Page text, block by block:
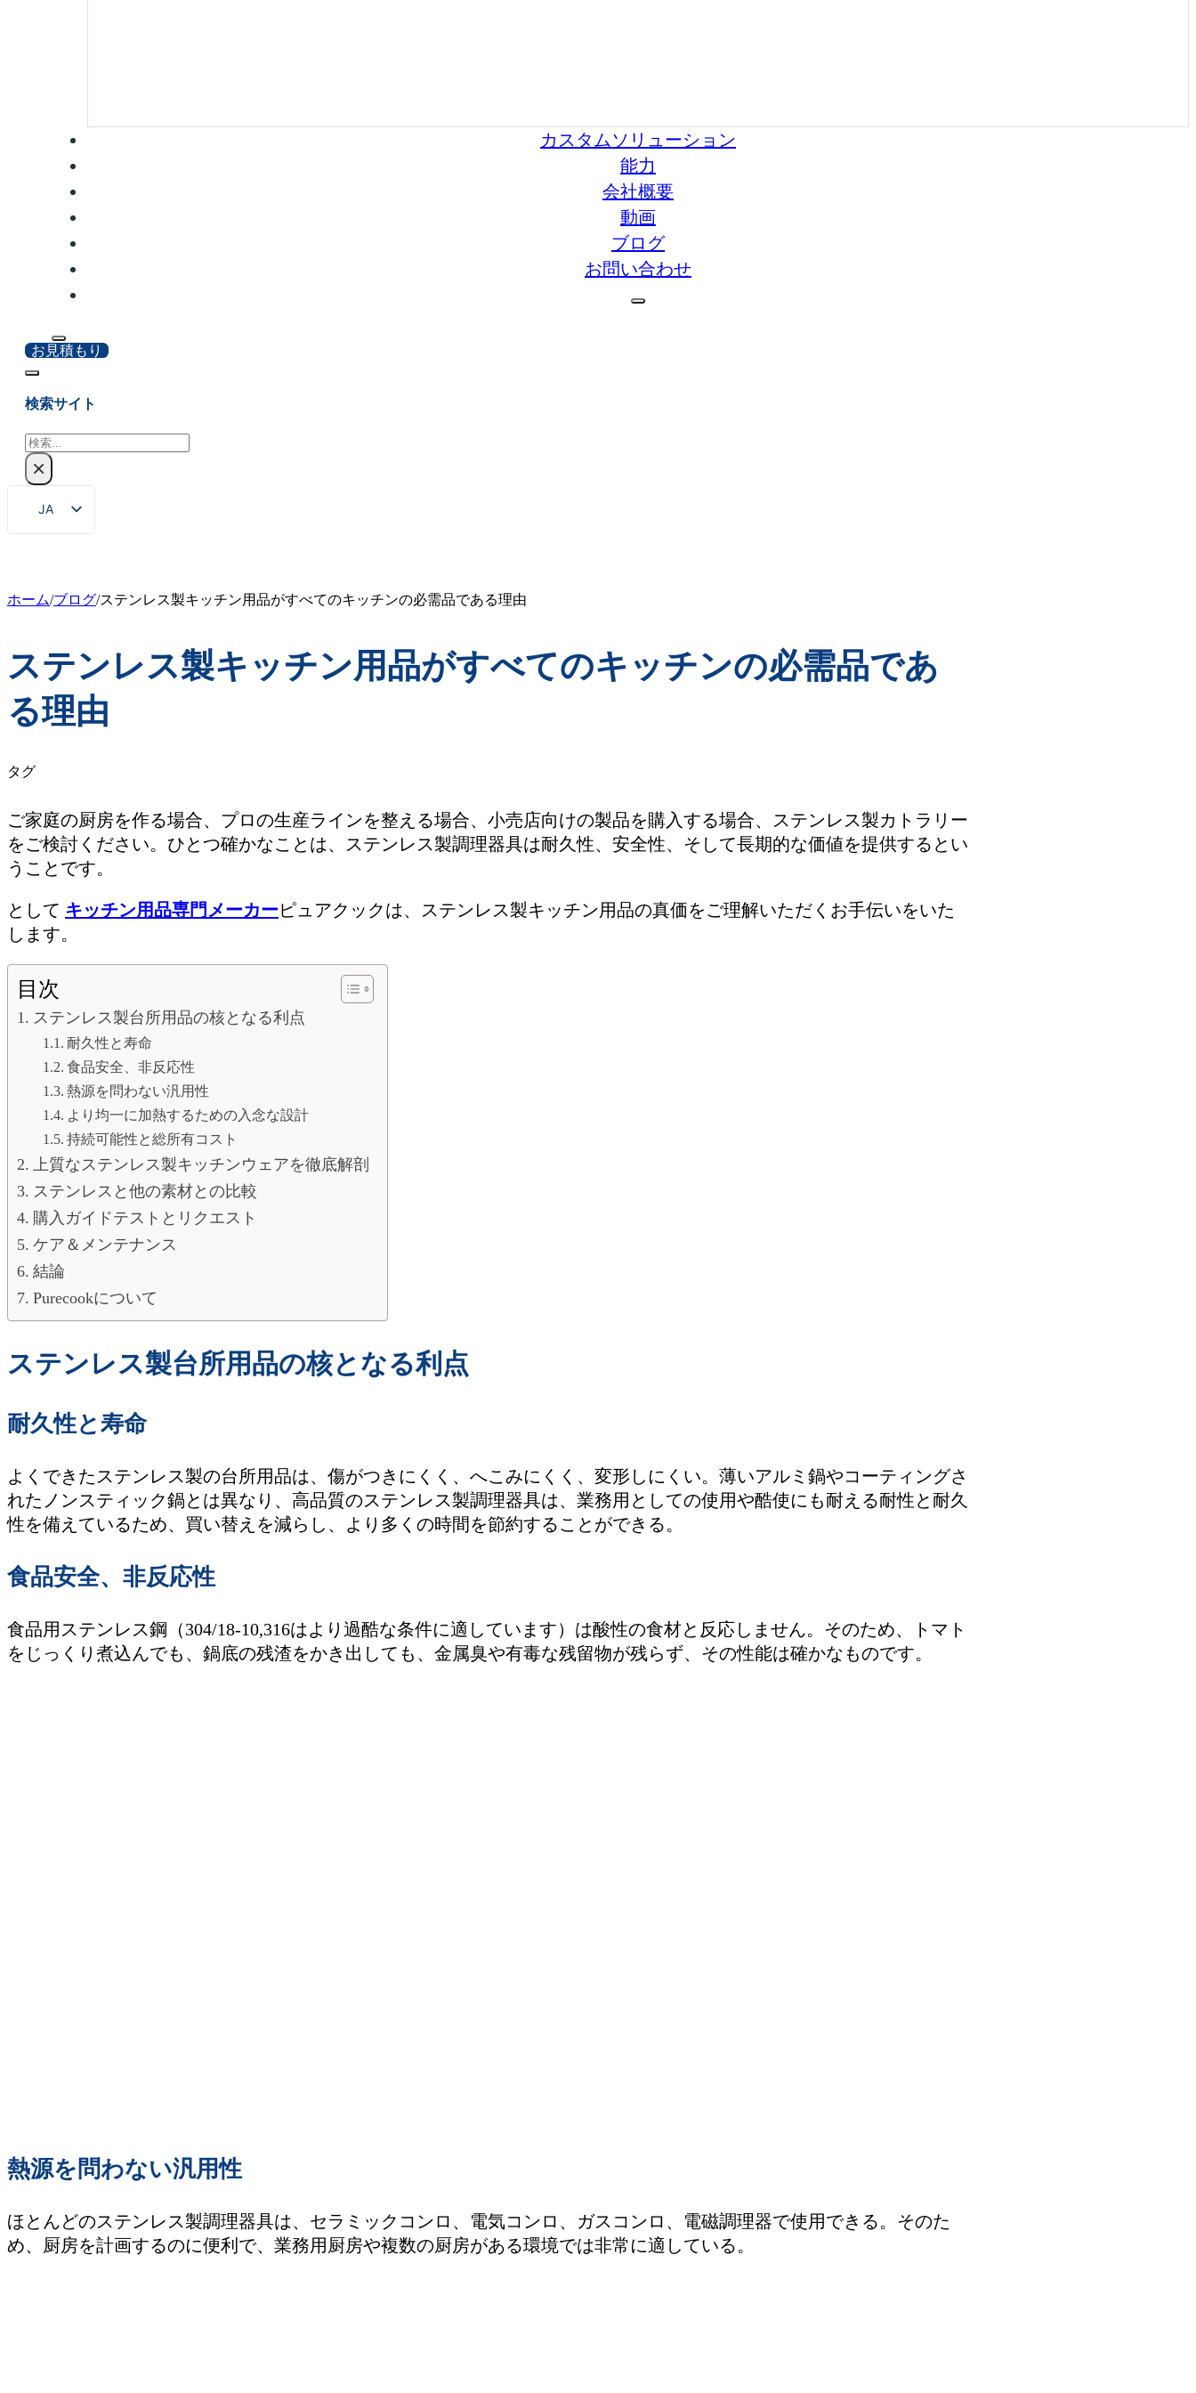
カスタムソリューション
能力
会社概要
動画
ブログ
お問い合わせ
お見積もり
検索サイト
検
索×
JA
EN
FR
RU
ES
PT
ホーム/ブログ/ステンレス製キッチン用品がすべてのキッチンの必需品である理由
ステンレス製キッチン用品がすべてのキッチンの必需品であ
る理由
タグ
ご家庭の厨房を作る場合、プロの生産ラインを整える場合、小売店向けの製品を購入する場合、ステンレス製カトラリー
をご検討ください。ひとつ確かなことは、ステンレス製調理器具は耐久性、安全性、そして長期的な価値を提供するとい
うことです。
として キッチン用品専門メーカーピュアクックは、ステンレス製キッチン用品の真価をご理解いただくお手伝いをいた
します。
目次
ステンレス製台所用品の核となる利点
耐久性と寿命
食品安全、非反応性
熱源を問わない汎用性
より均一に加熱するための入念な設計
持続可能性と総所有コスト
上質なステンレス製キッチンウェアを徹底解剖
ステンレスと他の素材との比較
購入ガイドテストとリクエスト
ケア＆メンテナンス
結論
Purecookについて
ステンレス製台所用品の核となる利点
耐久性と寿命
よくできたステンレス製の台所用品は、傷がつきにくく、へこみにくく、変形しにくい。薄いアルミ鍋やコーティングさ
れたノンスティック鍋とは異なり、高品質のステンレス製調理器具は、業務用としての使用や酷使にも耐える耐性と耐久
性を備えているため、買い替えを減らし、より多くの時間を節約することができる。
食品安全、非反応性
食品用ステンレス鋼（304/18-10,316はより過酷な条件に適しています）は酸性の食材と反応しません。そのため、トマト
をじっくり煮込んでも、鍋底の残渣をかき出しても、金属臭や有毒な残留物が残らず、その性能は確かなものです。
熱源を問わない汎用性
ほとんどのステンレス製調理器具は、セラミックコンロ、電気コンロ、ガスコンロ、電磁調理器で使用できる。そのた
め、厨房を計画するのに便利で、業務用厨房や複数の厨房がある環境では非常に適している。